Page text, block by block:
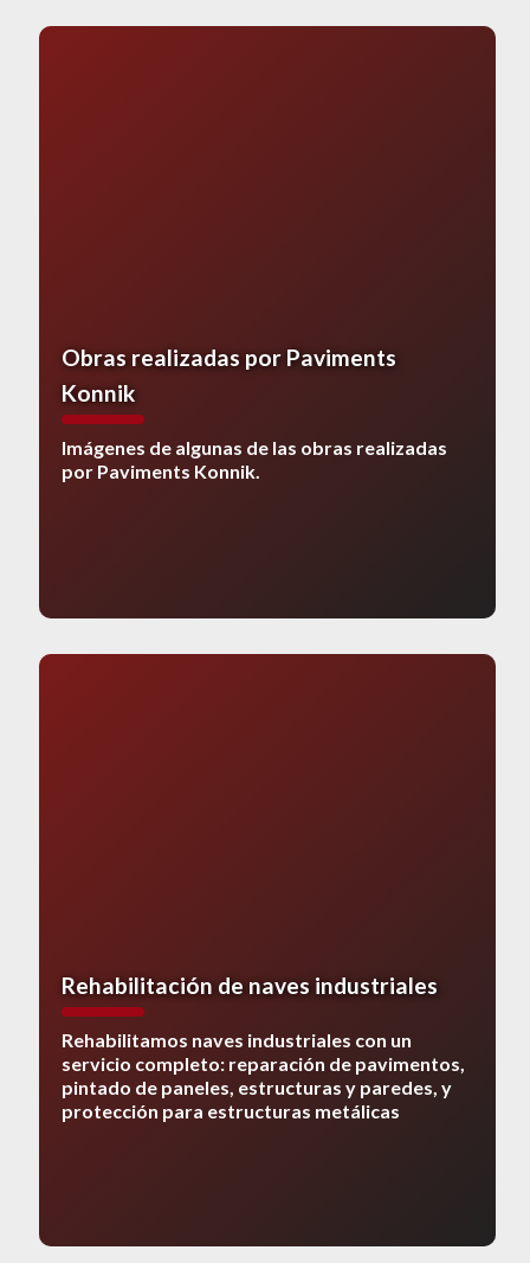
Obras realizadas por Paviments
Konnik
Imágenes de algunas de las obras realizadas
por Paviments Konnik.
Rehabilitación de naves industriales
Rehabilitamos naves industriales con un
servicio completo: reparación de pavimentos,
pintado de paneles, estructuras y paredes, y
protección para estructuras metálicas